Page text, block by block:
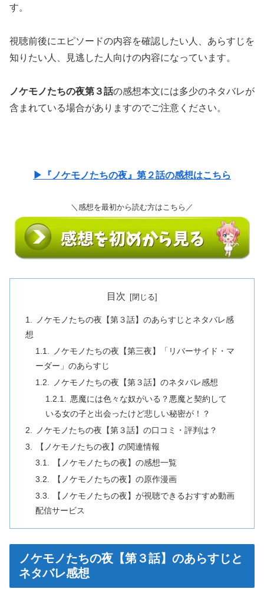
す。
視聴前後にエピソードの内容を確認したい人、あらすじを
知りたい人、見逃した人向けの内容になっています。
ノケモノたちの夜第３話の感想本文には多少のネタバレが
含まれている場合がありますのでご注意ください。
▶『ノケモノたちの夜』第２話の感想はこちら
＼感想を最初から読む方はこちら／
目次
ノケモノたちの夜【第３話】のあらすじとネタバレ感
想
ノケモノたちの夜【第三夜】「リバーサイド・マ
ーダー」のあらすじ
ノケモノたちの夜【第３話】のネタバレ感想
悪魔には色々な奴がいる？悪魔と契約して
いる女の子と出会ったけど悲しい秘密が！？
ノケモノたちの夜【第３話】の口コミ・評判は？
【ノケモノたちの夜】の関連情報
【ノケモノたちの夜】の感想一覧
【ノケモノたちの夜】の原作漫画
【ノケモノたちの夜】が視聴できるおすすめ動画
配信サービス
ノケモノたちの夜【第３話】のあらすじと
ネタバレ感想